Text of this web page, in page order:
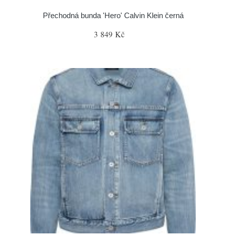
Přechodná bunda 'Hero' Calvin Klein černá
3 849 Kč